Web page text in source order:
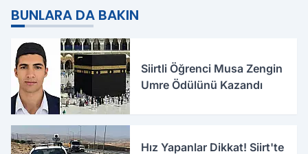
Ağır
BUNLARA DA BAKIN
Siirtli Öğrenci Musa Zengin
Umre Ödülünü Kazandı
Hız Yapanlar Dikkat! Siirt'te